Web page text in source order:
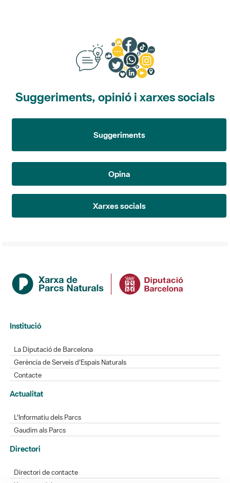
Suggeriments, opinió i xarxes socials
Suggeriments
Opina
Xarxes socials
Institució
La Diputació de Barcelona
Gerència de Serveis d'Espais Naturals
Contacte
Actualitat
L'Informatiu dels Parcs
Gaudim als Parcs
Directori
Directori de contacte